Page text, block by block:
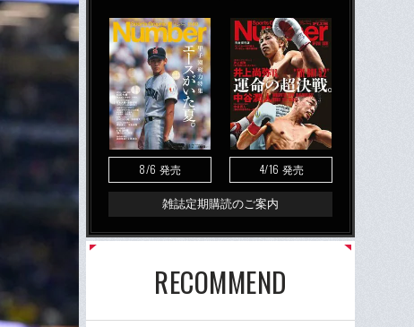
8/6 発売 4/16 発売
雑誌定期購読のご案内
RECOMMEND